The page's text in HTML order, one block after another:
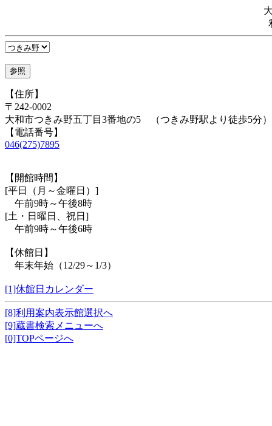
【住所】
〒242-0002
大和市つきみ野五丁目3番地の5 （つきみ野駅より徒歩5分）
【電話番号】
046(275)7895
【開館時間】
[平日（月～金曜日）]
午前9時～午後8時
[土・日曜日、祝日]
午前9時～午後6時
【休館日】
年末年始（12/29～1/3）
[1]休館日カレンダー
[8]利用案内表示館選択へ
[9]蔵書検索メニューへ
[0]TOPページへ